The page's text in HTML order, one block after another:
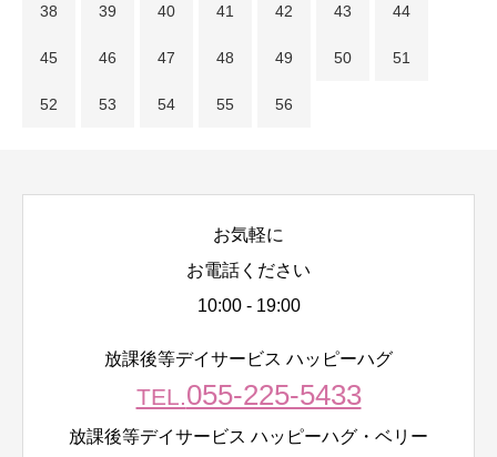
38 39 40 41 42 43 44
45 46 47 48 49 50 51
52 53 54 55 56
お気軽に
お電話ください
10:00 - 19:00
放課後等デイサービス ハッピーハグ
TEL.055-225-5433
放課後等デイサービス ハッピーハグ・ベリー